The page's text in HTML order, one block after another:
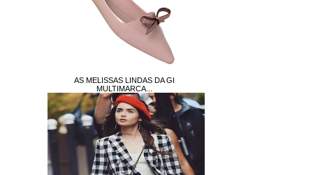
AS MELISSAS LINDAS DA GI
MULTIMARCA...